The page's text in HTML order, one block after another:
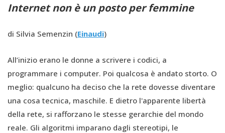
Internet non è un posto per femmine
di Silvia Semenzin (Einaudi)
All’inizio erano le donne a scrivere i codici, a
programmare i computer. Poi qualcosa è andato storto. O
meglio: qualcuno ha deciso che la rete dovesse diventare
una cosa tecnica, maschile. E dietro l'apparente libertà
della rete, si rafforzano le stesse gerarchie del mondo
reale. Gli algoritmi imparano dagli stereotipi, le